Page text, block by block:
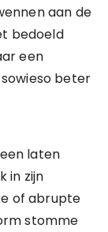
aan de
bedoeld
een
beter
laten
in zijn
of abrupte
stomme